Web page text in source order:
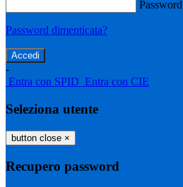
Password
Password dimenticata?
-
Entra con SPID Entra con CIE
Seleziona utente
button close ×
Recupero password